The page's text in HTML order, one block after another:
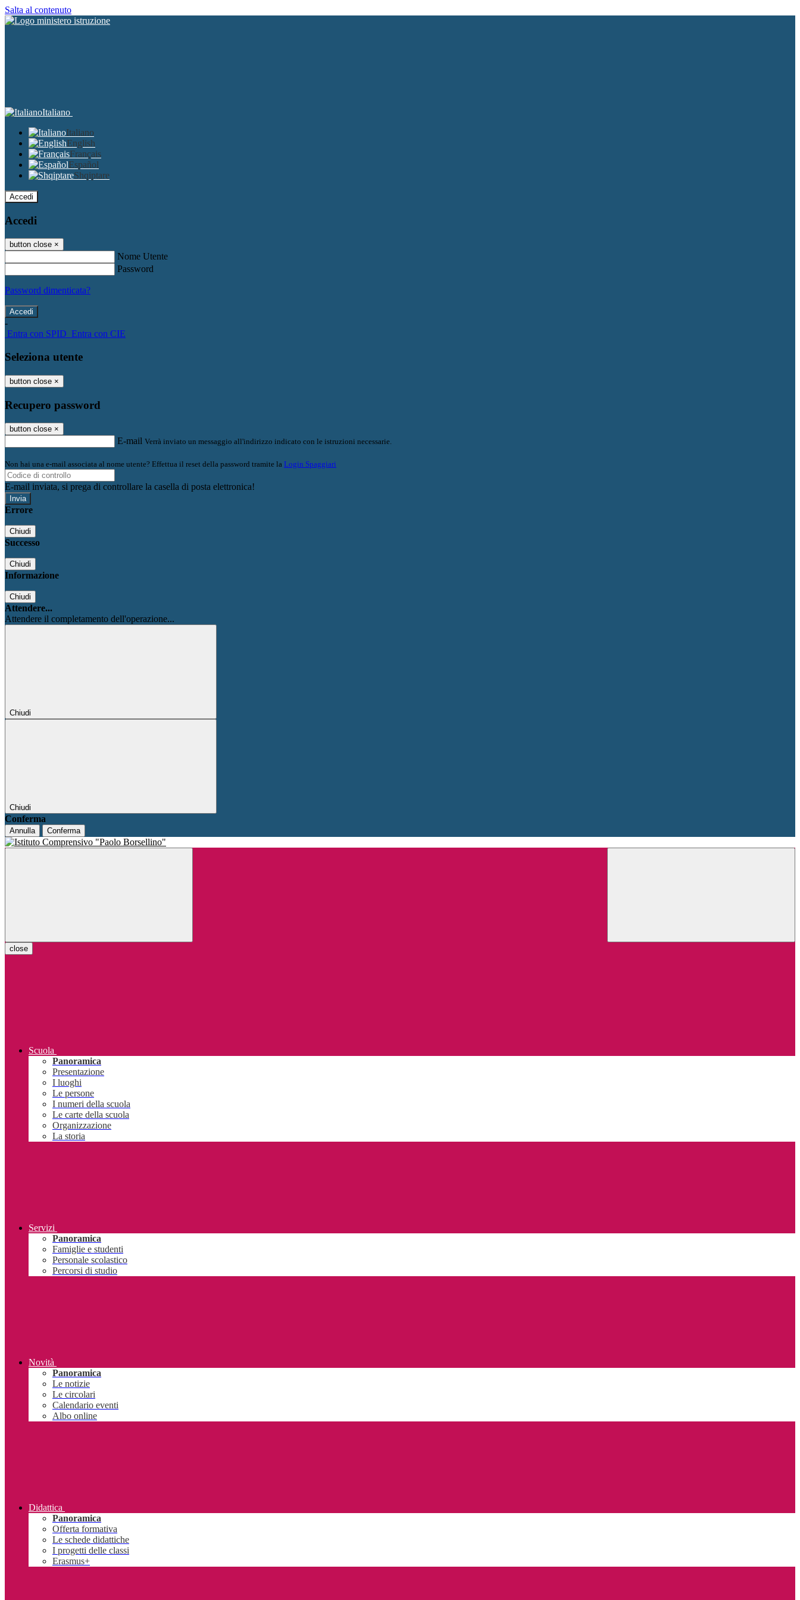
Salta al contenuto
Italiano
Italiano
English
Français
Español
Shqiptare
Accedi
Accedi
button close ×
Nome Utente
Password
Password dimenticata?
-
Entra con SPID Entra con CIE
Seleziona utente
button close ×
Recupero password
button close ×
E-mail Verrà inviato un messaggio all'indirizzo indicato con le istruzioni necessarie.
Non hai una e-mail associata al nome utente? Effettua il reset della password tramite la Login Spaggiari
E-mail inviata, si prega di controllare la casella di posta elettronica!
Errore
Chiudi
Successo
Chiudi
Informazione
Chiudi
Attendere...
Attendere il completamento dell'operazione...
Chiudi
Chiudi
Conferma
Annulla Conferma
close
Scuola
Panoramica
Presentazione
I luoghi
Le persone
I numeri della scuola
Le carte della scuola
Organizzazione
La storia
Servizi
Panoramica
Famiglie e studenti
Personale scolastico
Percorsi di studio
Novità
Panoramica
Le notizie
Le circolari
Calendario eventi
Albo online
Didattica
Panoramica
Offerta formativa
Le schede didattiche
I progetti delle classi
Erasmus+